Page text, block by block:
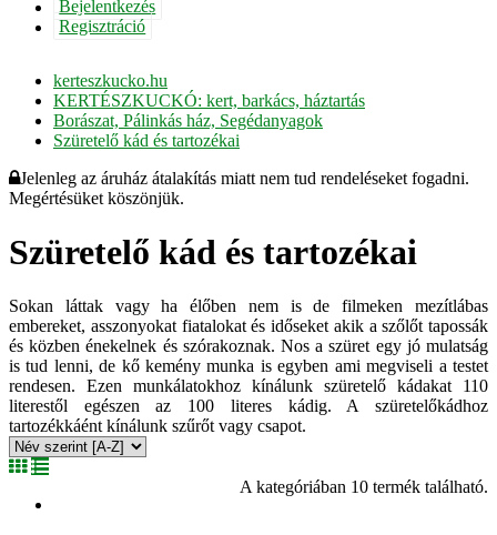
Bejelentkezés
Regisztráció
kerteszkucko.hu
KERTÉSZKUCKÓ: kert, barkács, háztartás
Borászat, Pálinkás ház, Segédanyagok
Szüretelő kád és tartozékai
Jelenleg az áruház átalakítás miatt nem tud rendeléseket fogadni.
Megértésüket köszönjük.
Szüretelő kád és tartozékai
Sokan láttak vagy ha élőben nem is de filmeken mezítlábas
embereket, asszonyokat fiatalokat és időseket akik a szőlőt tapossák
és közben énekelnek és szórakoznak. Nos a szüret egy jó mulatság
is tud lenni, de kő kemény munka is egyben ami megviseli a testet
rendesen. Ezen munkálatokhoz kínálunk szüretelő kádakat 110
literestől egészen az 100 literes kádig. A szüretelőkádhoz
tartozékkáént kínálunk szűrőt vagy csapot.
A kategóriában 10 termék található.